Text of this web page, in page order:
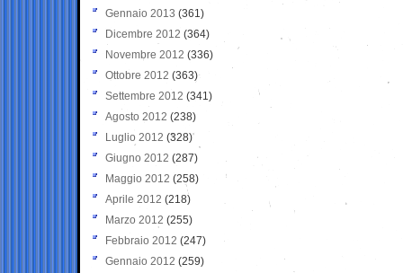
Gennaio 2013 (361)
Dicembre 2012 (364)
Novembre 2012 (336)
Ottobre 2012 (363)
Settembre 2012 (341)
Agosto 2012 (238)
Luglio 2012 (328)
Giugno 2012 (287)
Maggio 2012 (258)
Aprile 2012 (218)
Marzo 2012 (255)
Febbraio 2012 (247)
Gennaio 2012 (259)